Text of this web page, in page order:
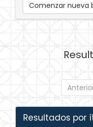
Comenzar nueva
Resultados por